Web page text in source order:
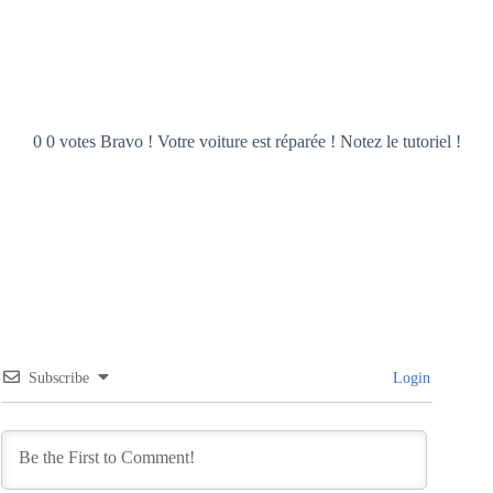
0 0 votes Bravo ! Votre voiture est réparée ! Notez le tutoriel !
Subscribe Login